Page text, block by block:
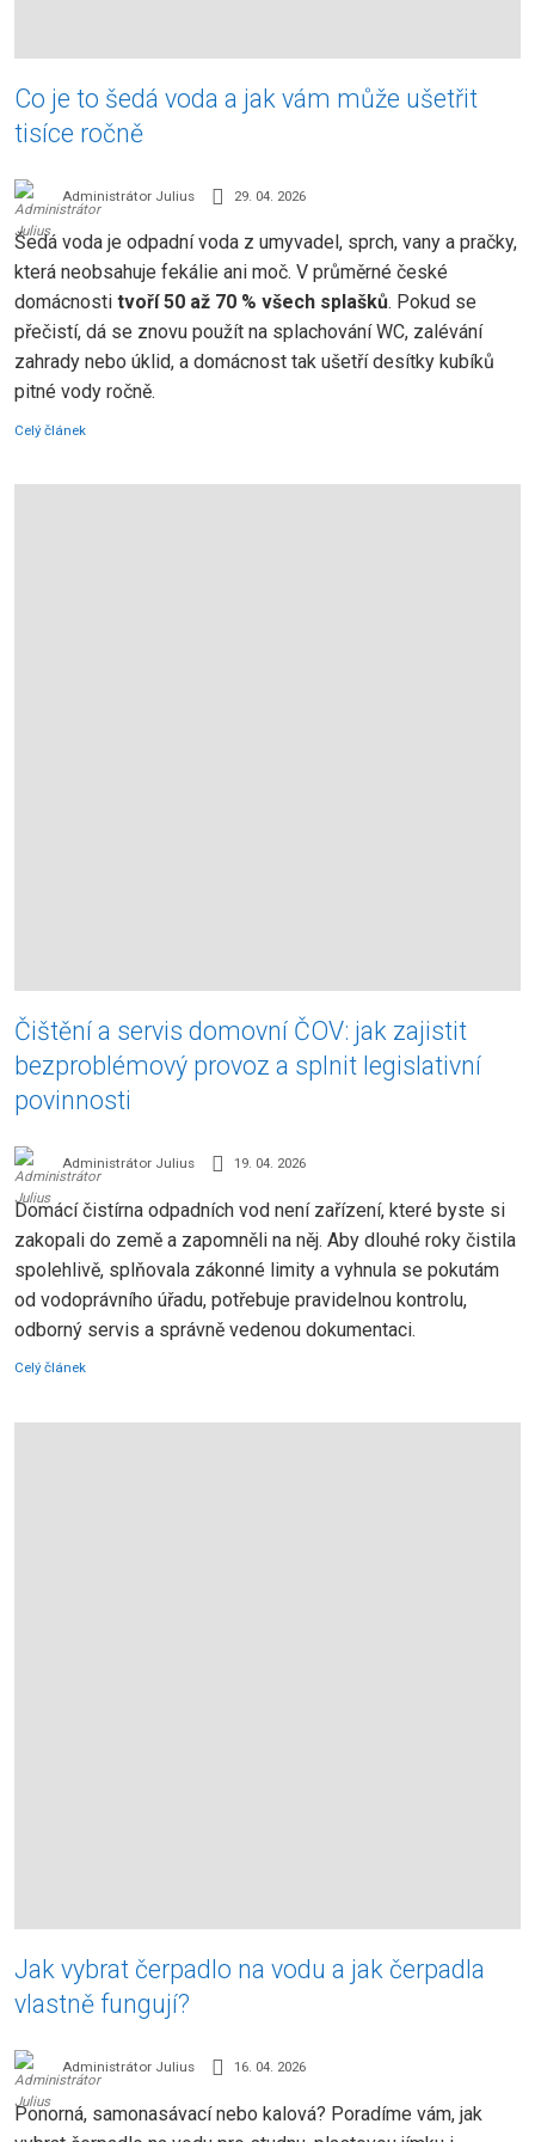
Co je to šedá voda a jak vám může ušetřit
tisíce ročně
Administrátor Julius 29. 04. 2026
Šedá voda je odpadní voda z umyvadel, sprch, vany a pračky,
která neobsahuje fekálie ani moč. V průměrné české
domácnosti tvoří 50 až 70 % všech splašků. Pokud se
přečistí, dá se znovu použít na splachování WC, zalévání
zahrady nebo úklid, a domácnost tak ušetří desítky kubíků
pitné vody ročně.
Celý článek
Čištění a servis domovní ČOV: jak zajistit
bezproblémový provoz a splnit legislativní
povinnosti
Administrátor Julius 19. 04. 2026
Domácí čistírna odpadních vod není zařízení, které byste si
zakopali do země a zapomněli na něj. Aby dlouhé roky čistila
spolehlivě, splňovala zákonné limity a vyhnula se pokutám
od vodoprávního úřadu, potřebuje pravidelnou kontrolu,
odborný servis a správně vedenou dokumentaci.
Celý článek
Jak vybrat čerpadlo na vodu a jak čerpadla
vlastně fungují?
Administrátor Julius 16. 04. 2026
Ponorná, samonasávací nebo kalová? Poradíme vám, jak